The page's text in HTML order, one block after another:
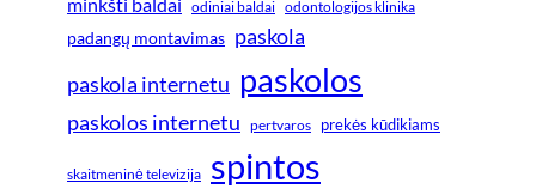
odiniai baldai odontologijos klinika
padangų montavimas paskola
paskola internetu paskolos
paskolos internetu pertvaros prekės kūdikiams
skaitmeninė televizija spintos